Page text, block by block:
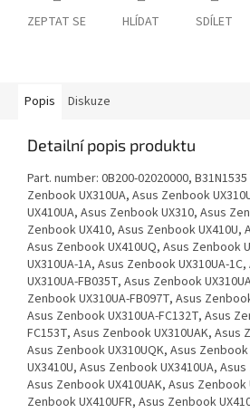
ZEPTAT SE HLÍDAT SDÍLET
Popis Diskuze
Detailní popis produktu
Part. number: 0B200-02020000,
Zenbook UX310UA, Asus Zenbook
UX410UA, Asus Zenbook UX310, Asus
Zenbook UX410, Asus Zenbook UX410U,
Asus Zenbook UX410UQ, Asus Zenbook
UX310UA-1A, Asus Zenbook UX310UA-
UX310UA-FB035T, Asus Zenbook
Zenbook UX310UA-FB097T, Asus
Asus Zenbook UX310UA-FC132T, Asus
FC153T, Asus Zenbook UX310UAK, Asus
Asus Zenbook UX310UQK, Asus
UX3410U, Asus Zenbook UX3410UA,
Asus Zenbook UX410UAK, Asus Zenbook
Zenbook UX410UFR, Asus Zenbook